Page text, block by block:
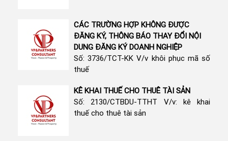
CÁC TRƯỜNG HỢP KHÔNG ĐƯỢC
ĐĂNG KÝ, THÔNG BÁO THAY ĐỔI NỘI
DUNG ĐĂNG KÝ DOANH NGHIỆP
Số: 3736/TCT-KK V/v khôi phục mã số
thuế
KÊ KHAI THUẾ CHO THUÊ TÀI SẢN
Số: 2130/CTBDU-TTHT V/v: kê khai
thuế cho thuê tài sản